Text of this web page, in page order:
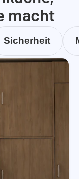
macht
Sicherheit